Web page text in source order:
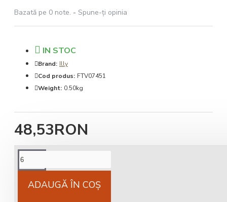
Bazată pe 0 note. - Spune-ţi opinia
48,53RON
IN STOC
Brand: Illy
Cod produs: FTV07451
Weight: 0.50kg
ADAUGĂ ÎN COŞ
Cantitate minimă de comandat pentru acest produs
este de 6